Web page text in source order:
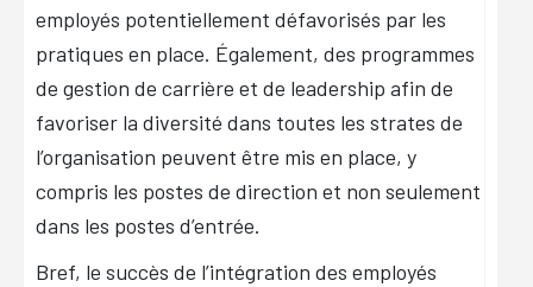
employés potentiellement défavorisés par les
pratiques en place. Également, des programmes
de gestion de carrière et de leadership afin de
favoriser la diversité dans toutes les strates de
l’organisation peuvent être mis en place, y
compris les postes de direction et non seulement
dans les postes d’entrée.
Bref, le succès de l’intégration des employés